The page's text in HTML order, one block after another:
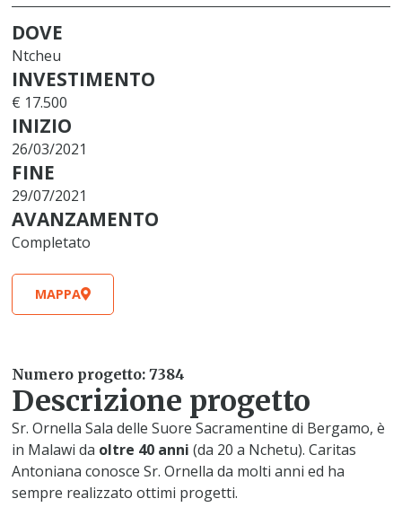
DOVE
Ntcheu
INVESTIMENTO
€ 17.500
INIZIO
26/03/2021
FINE
29/07/2021
AVANZAMENTO
Completato
MAPPA
Numero progetto: 7384
Descrizione progetto
Sr. Ornella Sala delle Suore Sacramentine di Bergamo, è
in Malawi da oltre 40 anni (da 20 a Nchetu). Caritas
Antoniana conosce Sr. Ornella da molti anni ed ha
sempre realizzato ottimi progetti.